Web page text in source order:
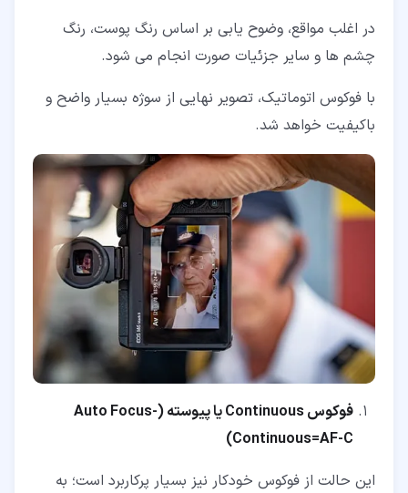
در اغلب مواقع، وضوح یابی بر اساس رنگ پوست، رنگ
چشم ها و سایر جزئیات صورت انجام می شود.
با فوکوس اتوماتیک، تصویر نهایی از سوژه بسیار واضح و
باکیفیت خواهد شد.
فوکوسContinuousیا پیوسته (Auto Focus-
Continuous=AF-C
)
این حالت از فوکوس خودکار نیز بسیار پرکاربرد است؛ به